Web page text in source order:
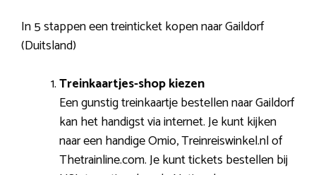
In 5 stappen een treinticket kopen naar Gaildorf
(Duitsland)
Treinkaartjes-shop kiezen
Een gunstig treinkaartje bestellen naar Gaildorf
kan het handigst via internet. Je kunt kijken
naar een handige Omio, Treinreiswinkel.nl of
Thetrainline.com. Je kunt tickets bestellen bij